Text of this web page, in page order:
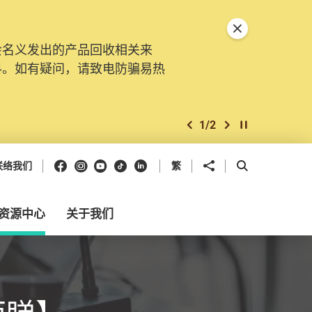
义发出的产品回收相关来
如有疑问，请致电防骗易热
上一个
1/2 下一个开始/暂停幻灯
关闭特別通告
络我们 Facebook
Instagram
Youtube
抖音领英 繁 分享到 开启搜寻框
源中心 关于我们